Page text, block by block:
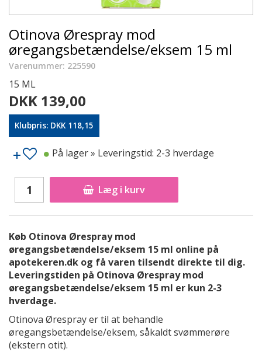
Otinova Ørespray mod
øregangsbetændelse/eksem 15 ml
Varenummer: 225590
15 ML
DKK 139,00
Klubpris: DKK 118,15
Læg i kurv
På lager» Leveringstid: 2-3 hverdage
Køb Otinova Ørespray mod
øregangsbetændelse/eksem 15 ml online på
apotekeren.dk og få varen tilsendt direkte til dig.
Leveringstiden på Otinova Ørespray mod
øregangsbetændelse/eksem 15 ml er kun 2-3
hverdage.
Otinova Ørespray er til at behandle
øregangsbetændelse/eksem, såkaldt svømmerøre
(ekstern otit).